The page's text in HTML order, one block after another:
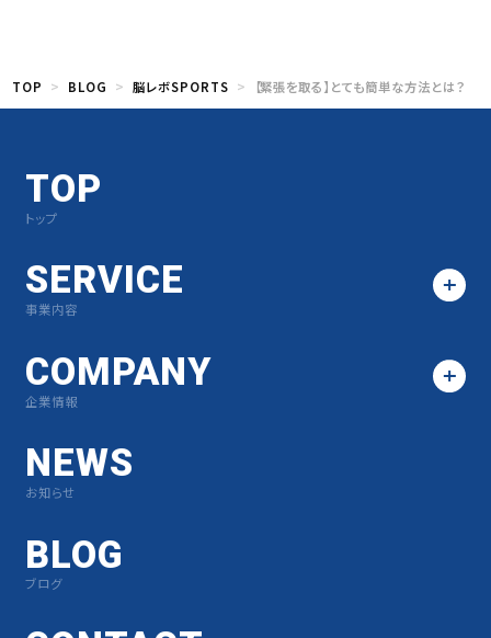
TOP BLOG 脳レボSPORTS 【緊張を取る】とても簡単な方法とは？
TOP
トップ
SERVICE
事業内容
COMPANY
企業情報
NEWS
お知らせ
BLOG
ブログ